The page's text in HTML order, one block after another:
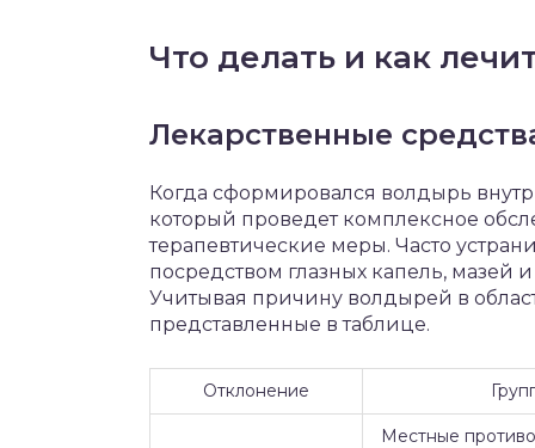
Что делать и как
Лекарственные
Когда сформировался волдырь
который проведет комплексное
терапевтические меры. Часто
посредством глазных капель, мазей
Учитывая причину волдырей в
представленные в таблице.
Отклонение
Местные